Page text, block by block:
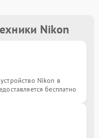
Nikon
Nikon в
бесплатно